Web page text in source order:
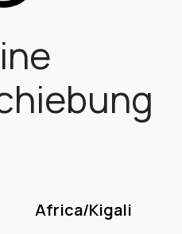
Africa/Kigali